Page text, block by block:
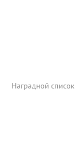
Наградной список